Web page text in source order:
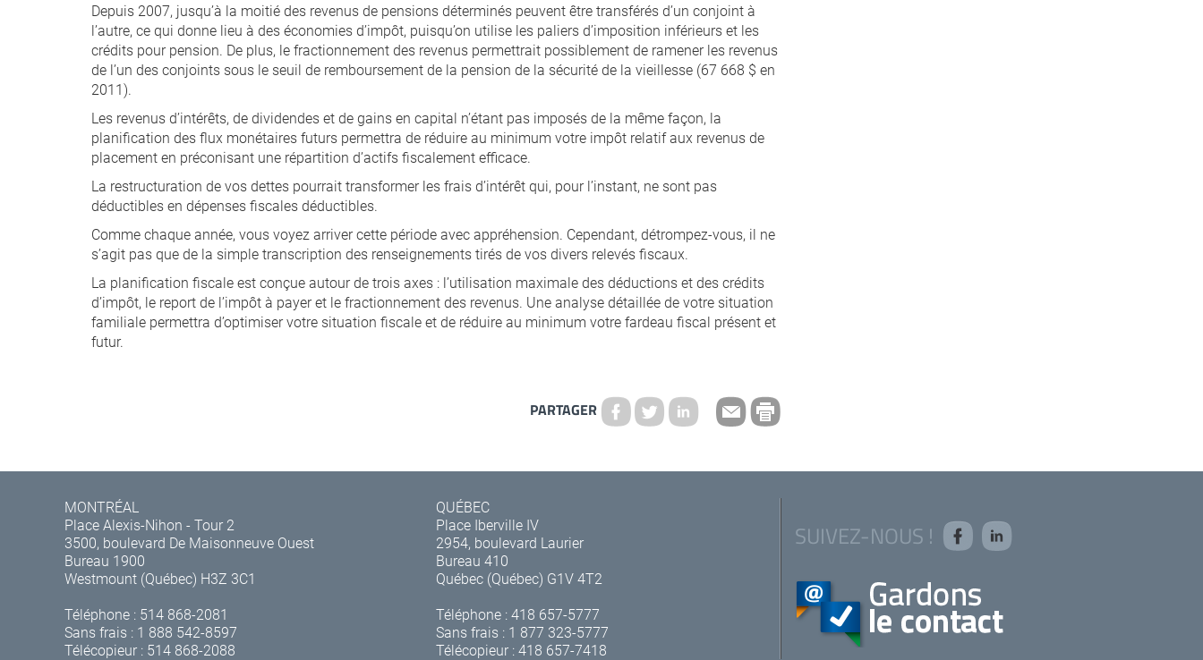
Depuis 2007, jusqu’à la moitié des revenus de pensions déterminés peuvent être transférés d’un conjoint à
l’autre, ce qui donne lieu à des économies d’impôt, puisqu’on utilise les paliers d’imposition inférieurs et les
crédits pour pension. De plus, le fractionnement des revenus permettrait possiblement de ramener les revenus
de l’un des conjoints sous le seuil de remboursement de la pension de la sécurité de la vieillesse (67 668 $ en
2011).
Les revenus d’intérêts, de dividendes et de gains en capital n’étant pas imposés de la même façon, la
planification des flux monétaires futurs permettra de réduire au minimum votre impôt relatif aux revenus de
placement en préconisant une répartition d’actifs fiscalement efficace.
La restructuration de vos dettes pourrait transformer les frais d’intérêt qui, pour l’instant, ne sont pas
déductibles en dépenses fiscales déductibles.
Comme chaque année, vous voyez arriver cette période avec appréhension. Cependant, détrompez-vous, il ne
s’agit pas que de la simple transcription des renseignements tirés de vos divers relevés fiscaux.
La planification fiscale est conçue autour de trois axes : l’utilisation maximale des déductions et des crédits
d’impôt, le report de l’impôt à payer et le fractionnement des revenus. Une analyse détaillée de votre situation
familiale permettra d’optimiser votre situation fiscale et de réduire au minimum votre fardeau fiscal présent et
futur.
PARTAGER
MONTRÉAL
Place Alexis-Nihon - Tour 2
3500, boulevard De Maisonneuve Ouest
Bureau 1900
Westmount (Québec) H3Z 3C1
Téléphone : 514 868-2081
Sans frais : 1 888 542-8597
Télécopieur : 514 868-2088
QUÉBEC
Place Iberville IV
2954, boulevard Laurier
Bureau 410
Québec (Québec) G1V 4T2
Téléphone :418 657-5777
Sans frais : 1 877 323-5777
Télécopieur : 418 657-7418
SUIVEZ-NOUS !